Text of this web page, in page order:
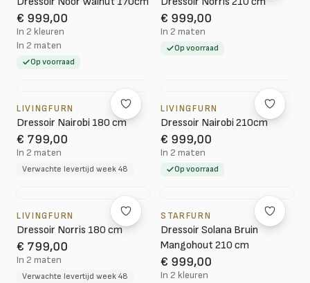
€ 999,00
In 2 kleuren
In 2 maten
Op voorraad
€ 999,00
In 2 maten
Op voorraad
LIVINGFURN
Dressoir Nairobi 180 cm
€ 799,00
In 2 maten
Verwachte levertijd week 48
LIVINGFURN
Dressoir Nairobi 210cm
€ 999,00
In 2 maten
Op voorraad
LIVINGFURN
Dressoir Norris 180 cm
€ 799,00
In 2 maten
Verwachte levertijd week 48
STARFURN
Dressoir Solana Bruin
Mangohout 210 cm
€ 999,00
In 2 kleuren